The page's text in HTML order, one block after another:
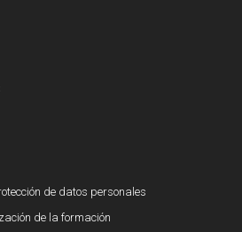
de datos personales
de la formación